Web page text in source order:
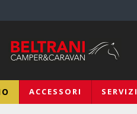
ACCESSORI SERVIZI